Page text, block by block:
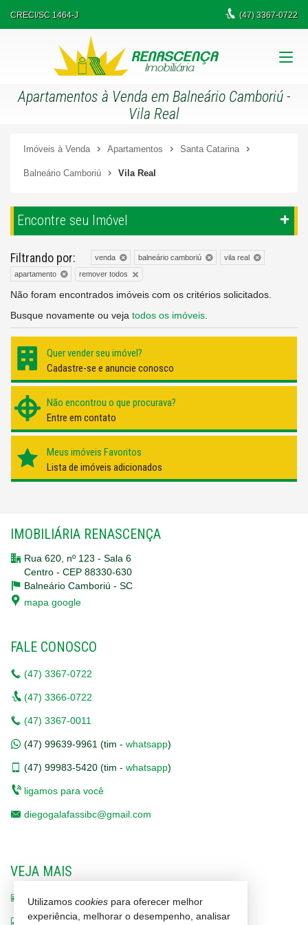
CRECI/SC 1464-J (47)3367-0722
Apartamentos à Venda em Balneário Camboriú -
Vila Real
Imóveis à Venda Apartamentos Santa Catarina
Balneário Camboriú Vila Real
Encontre seu Imóvel
Filtrando por: venda balneário camboriú
vila real
apartamento
remover todos
Não foram encontrados imóveis com os critérios solicitados.
Busque novamente ou veja todos os imóveis
Quer vender seu imóvel?
Cadastre-se e anuncie conosco
Não encontrou o que procurava?
Entre em contato
Meus imóveis Favoritos
Lista de imóveis adicionados
IMOBILIÁRIA RENASCENÇA
Rua 620, nº 123 - Sala 6
Centro - CEP 88330-630
Balneário Camboriú - SC
mapa google
FALE CONOSCO
(47) 3367-0722
(47) 3366-0722
(47) 3367-0011
(47) 99639-9961 (tim - whatsapp)
(47) 99983-5420 (tim - whatsapp)
ligamos para você
diegogalafassibc@gmail.com
VEJA MAIS
receba nosso newsletter
indicadores financeiros
Utilizamos cookies para oferecer melhor
experiência, melhorar o desempenho, analisar